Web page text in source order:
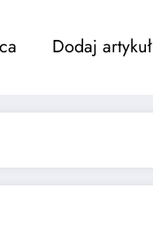
Dodaj artykuł